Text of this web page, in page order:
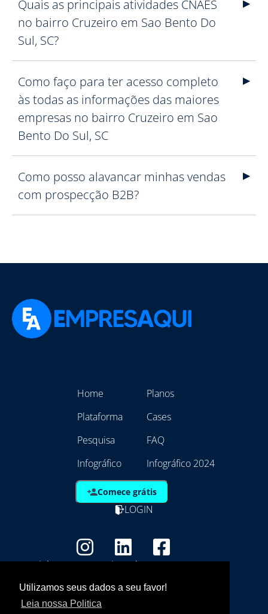
Utilizamos seus dados a seu favor!
Leia nossa Politica
Quais as principais atividades CNAES
no bairro Cruzeiro em Sao Bento Do
Sul, SC?
Como faço para ter acesso completo
às todas as informações das maiores
empresas no bairro Cruzeiro em Sao
Bento Do Sul, SC
Como posso alavancar minhas vendas
com prospecção B2B?
Home
Plataforma
Pesquisa
Infográfico
Planos
Cases
FAQ
Infográfico 2024
Comece grátis
LOGIN
Copyright - Marca Registrada
21.792.257/0001/01